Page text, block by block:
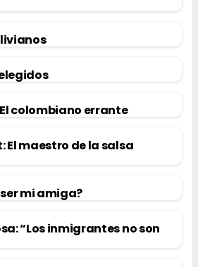
colombiano errante
El maestro de la salsa
mi amiga?
“Los inmigrantes no son